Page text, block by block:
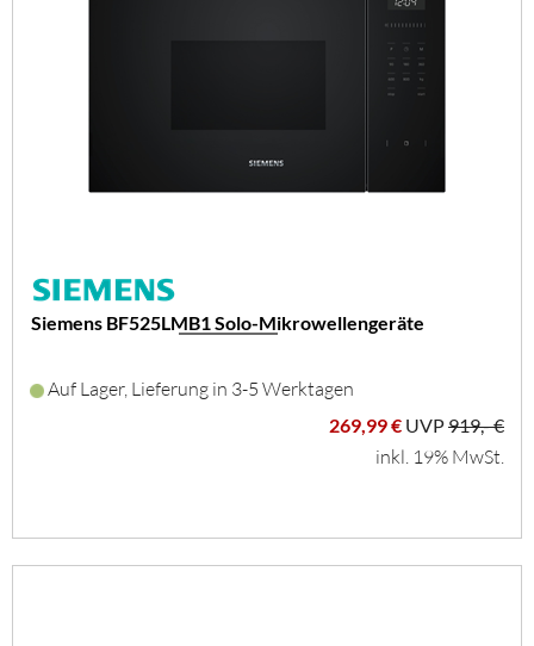
Siemens BF525LMB1 Solo-Mikrowellengeräte
Auf Lager, Lieferung in 3-5 Werktagen
269,99 € UVP919,- €
inkl. 19% MwSt.